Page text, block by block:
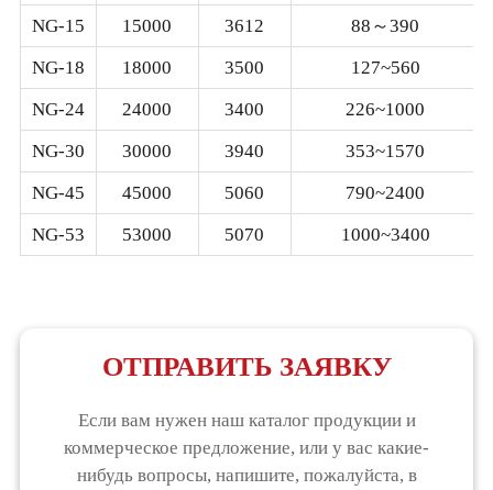
NG-15 15000 3612
88～390
NG-18
18000 3500
127~560
NG-24
24000 3400
226~1000
NG-30
30000 3940
353~1570
NG-45
45000 5060
790~2400
NG-53
53000 5070 1000~3400
ОТПРАВИТЬ ЗАЯВКУ
Если вам нужен наш каталог продукции и
коммерческое предложение, или у вас какие-
нибудь вопросы, напишите, пожалуйста, в